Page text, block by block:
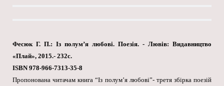
Фесюк Г. П.: Із полум’я любові. Поезія. - Лювів: Видавництво
«Плай», 2015.- 232с.
ISBN 978-966-7313-35-8
Пропонована читачам книга “Із полум’я любові”- третя збірка поезій